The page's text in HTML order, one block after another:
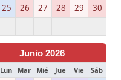
25 26 27 28 29
30
Junio 2026
Lun Mar Mié Jue Vie Sáb